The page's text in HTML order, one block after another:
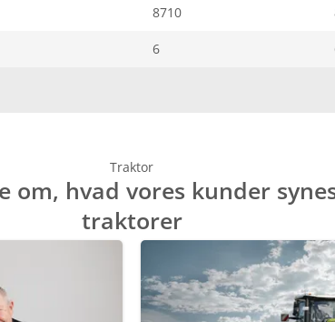
8710
6
Traktor
om, hvad vores kunder
traktorer